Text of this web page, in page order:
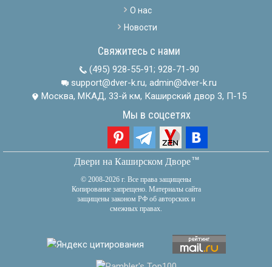
О нас
Новости
Свяжитесь с нами
(495) 928-55-91; 928-71-90
support@dver-k.ru, admin@dver-k.ru
Москва, МКАД, 33-й км, Каширский двор 3, П-15
Мы в соцсетях
Двери на Каширском Дворетм
© 2008-2026 г. Все права защищены
Копирование запрещено. Материалы сайта
защищены законом РФ об авторских и
смежных правах.